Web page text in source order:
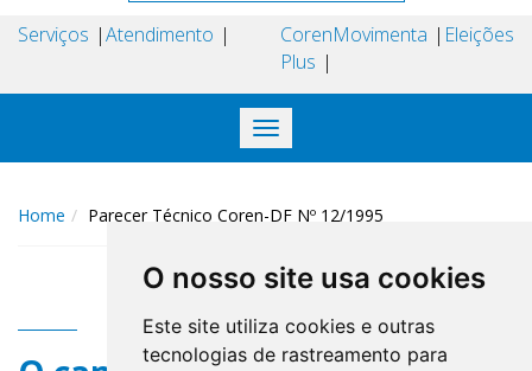
O nosso site usa cookies
Este site utiliza cookies e outras
tecnologias de rastreamento para
Serviços Atendimento
Coren
Plus
Movimenta Eleições
Toggle
navigation
Home Parecer Técnico Coren-DF Nº 12/1995